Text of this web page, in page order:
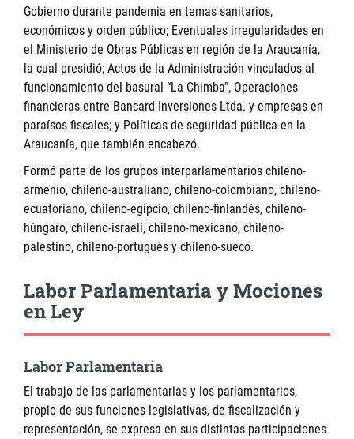
Gobierno durante pandemia en temas sanitarios,
económicos y orden público; Eventuales irregularidades en
el Ministerio de Obras Públicas en región de la Araucanía,
la cual presidió; Actos de la Administración vinculados al
funcionamiento del basural “La Chimba”, Operaciones
financieras entre Bancard Inversiones Ltda. y empresas en
paraísos fiscales; y Políticas de seguridad pública en la
Araucanía, que también encabezó.
Formó parte de los grupos interparlamentarios chileno-
armenio, chileno-australiano, chileno-colombiano, chileno-
ecuatoriano, chileno-egipcio, chileno-finlandés, chileno-
húngaro, chileno-israelí, chileno-mexicano, chileno-
palestino, chileno-portugués y chileno-sueco.
Labor Parlamentaria y Mociones
en Ley
Labor Parlamentaria
El trabajo de las parlamentarias y los parlamentarios,
propio de sus funciones legislativas, de fiscalización y
representación, se expresa en sus distintas participaciones